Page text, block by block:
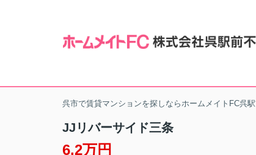
呉市で賃貸マンションを探しならホームメイトFC呉
JJリバーサイド三条
6.2万円